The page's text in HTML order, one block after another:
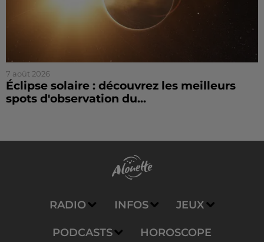
7 août 2026
Éclipse solaire : découvrez les meilleurs
spots d'observation du...
RADIO INFOS JEUX
PODCASTS HOROSCOPE